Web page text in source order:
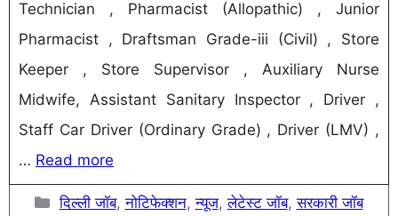
Technician , Pharmacist (Allopathic) , Junior
Pharmacist , Draftsman Grade-iii (Civil) , Store
Keeper , Store Supervisor , Auxiliary Nurse
Midwife, Assistant Sanitary Inspector , Driver ,
Staff Car Driver (Ordinary Grade) , Driver (LMV) ,
… Read more
Categories
दिल्ली जॉब,नोटिफेक्शन,न्यूज,लेटेस्ट जॉब,सरकारी जॉब